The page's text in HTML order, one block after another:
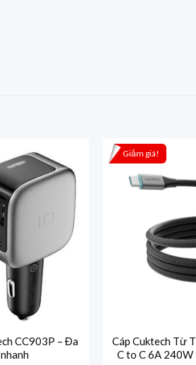
CC903P – Đa
Giảm giá!
Cáp Cuktech Từ
C to C 6A